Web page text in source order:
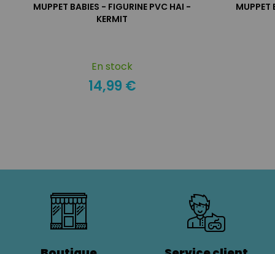
MUPPET BABIES - FIGURINE PVC HAI -
KERMIT
En stock
14,99 €
MUPPET